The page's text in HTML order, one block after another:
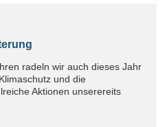
radeln wir auch dieses Jahr
und die
Aktionen unserereits